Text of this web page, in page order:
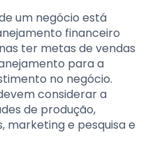
um negócio está
financeiro
ter metas de vendas
para a
no negócio.
considerar a
de produção,
marketing e pesquisa e